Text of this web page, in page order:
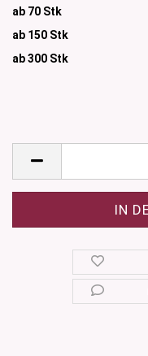
ab 70 Stk
ab 150 Stk
ab 300 Stk